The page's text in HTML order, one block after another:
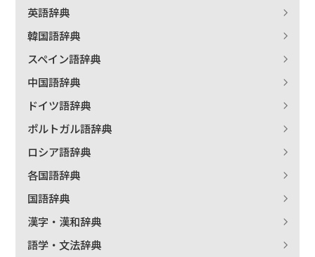
英語辞典
韓国語辞典
スペイン語辞典
中国語辞典
ドイツ語辞典
ポルトガル語辞典
ロシア語辞典
各国語辞典
国語辞典
漢字・漢和辞典
語学・文法辞典